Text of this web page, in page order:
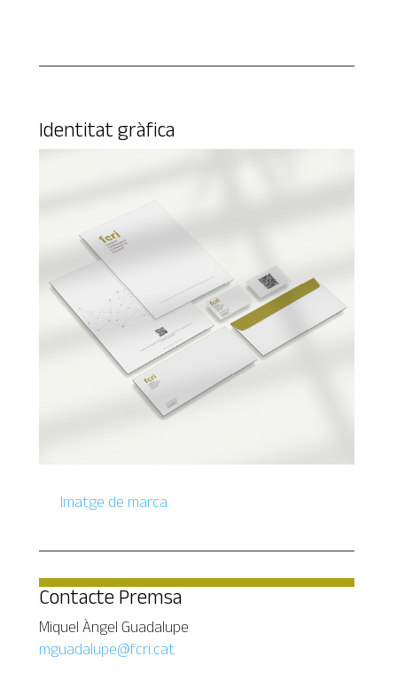
Identitat gràfica
Imatge de marca
Contacte Premsa
Miquel Àngel Guadalupe
mguadalupe@fcri.cat